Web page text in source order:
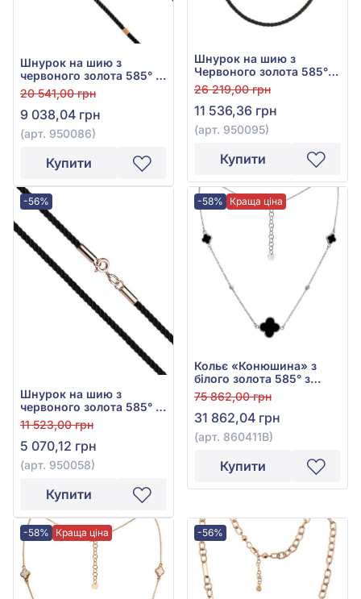
Шнурок на шию з
червоного золота 585° з
чорним текстилем, арт.
950086
20 541,00 грн
9 038,04 грн
(арт. 950086)
Купити
Шнурок на шию з
Червоного золота 585° з
Чорним Текстилем, арт.
950095
26 219,00 грн
11 536,36 грн
(арт. 950095)
Купити
-56%
Шнурок на шию з
червоного золота 585° з
чорним текстилем, арт.
950058
11 523,00 грн
5 070,12 грн
(арт. 950058)
Купити
-58% Краща ціна
Кольє «Конюшина» з
білого золота 585° з
чорною емаллю, арт.
860411В
75 862,00 грн
31 862,04 грн
(арт. 860411В)
Купити
-58% Краща ціна -56%